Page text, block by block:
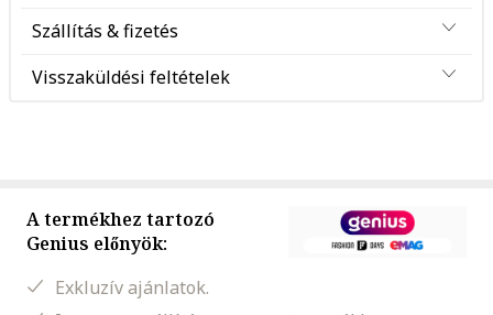
Szállítás & fizetés
Visszaküldési feltételek
A termékhez tartozó
Genius előnyök:
Exkluzív ajánlatok.